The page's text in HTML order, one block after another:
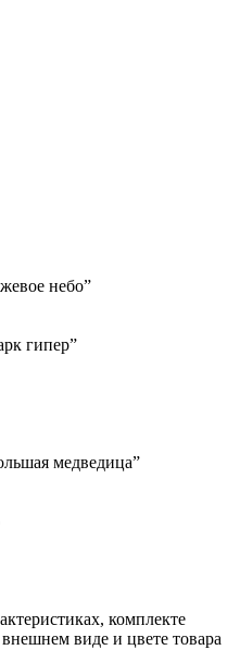
небо​”
гипер”
медведица”
комплекте
виде и цвете товара